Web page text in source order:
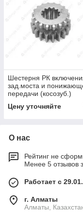
Шестерня РК
зад.моста и
передачи (косозуб.)
Цену уточняйте
О нас
Рейтинг не
Менее 5 отзывов
Работает с
г. Алматы
Алматы,